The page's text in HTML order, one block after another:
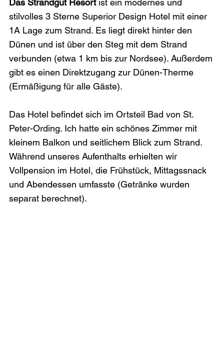
stilvolles 3 Sterne Superior Design Hotel mit einer
1A Lage zum Strand. Es liegt direkt hinter den
Dünen und ist über den Steg mit dem Strand
verbunden (etwa 1 km bis zur Nordsee). Außerdem
gibt es einen Direktzugang zur Dünen-Therme
(Ermäßigung für alle Gäste).
Das Hotel befindet sich im Ortsteil Bad von St.
Peter-Ording. Ich hatte ein schönes Zimmer mit
kleinem Balkon und seitlichem Blick zum Strand.
Während unseres Aufenthalts erhielten wir
Vollpension im Hotel, die Frühstück, Mittagssnack
und Abendessen umfasste (Getränke wurden
separat berechnet).